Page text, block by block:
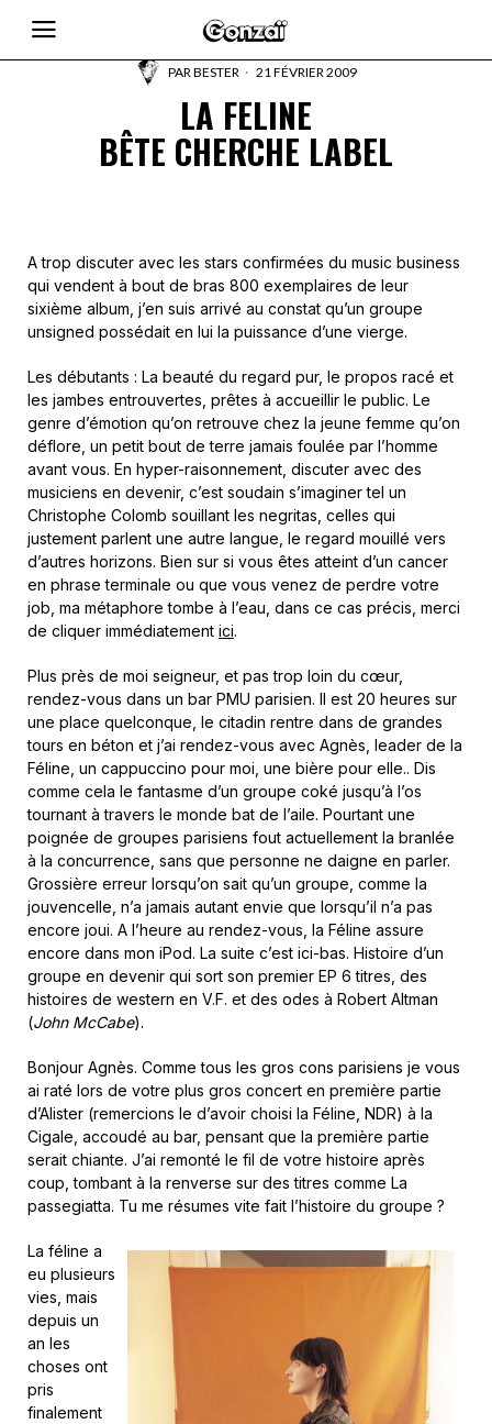
PARBESTER 21 FÉVRIER 2009
LA FELINE
BÊTE CHERCHE LABEL
A trop discuter avec les stars confirmées du music business
qui vendent à bout de bras 800 exemplaires de leur
sixième album, j’en suis arrivé au constat qu’un groupe
unsigned possédait en lui la puissance d’une vierge.
Les débutants : La beauté du regard pur, le propos racé et
les jambes entrouvertes, prêtes à accueillir le public. Le
genre d’émotion qu’on retrouve chez la jeune femme qu’on
déflore, un petit bout de terre jamais foulée par l’homme
avant vous. En hyper-raisonnement, discuter avec des
musiciens en devenir, c’est soudain s’imaginer tel un
Christophe Colomb souillant les negritas, celles qui
justement parlent une autre langue, le regard mouillé vers
d’autres horizons. Bien sur si vous êtes atteint d’un cancer
en phrase terminale ou que vous venez de perdre votre
job, ma métaphore tombe à l’eau, dans ce cas précis, merci
de cliquer immédiatement ici.
Plus près de moi seigneur, et pas trop loin du cœur,
rendez-vous dans un bar PMU parisien. Il est 20 heures sur
une place quelconque, le citadin rentre dans de grandes
tours en béton et j’ai rendez-vous avec Agnès, leader de la
Féline, un cappuccino pour moi, une bière pour elle.. Dis
comme cela le fantasme d’un groupe coké jusqu’à l’os
tournant à travers le monde bat de l’aile. Pourtant une
poignée de groupes parisiens fout actuellement la branlée
à la concurrence, sans que personne ne daigne en parler.
Grossière erreur lorsqu’on sait qu’un groupe, comme la
jouvencelle, n’a jamais autant envie que lorsqu’il n’a pas
encore joui. A l’heure au rendez-vous, la Féline assure
encore dans mon iPod. La suite c’est ici-bas. Histoire d’un
groupe en devenir qui sort son premier EP 6 titres, des
histoires de western en V.F. et des odes à Robert Altman
(John McCabe).
Bonjour Agnès. Comme tous les gros cons parisiens je vous
ai raté lors de votre plus gros concert en première partie
d’Alister (remercions le d’avoir choisi la Féline, NDR) à la
Cigale, accoudé au bar, pensant que la première partie
serait chiante. J’ai remonté le fil de votre histoire après
coup, tombant à la renverse sur des titres comme La
passegiatta. Tu me résumes vite fait l’histoire du groupe ?
La féline a
eu plusieurs
vies, mais
depuis un
an les
choses ont
pris
finalement